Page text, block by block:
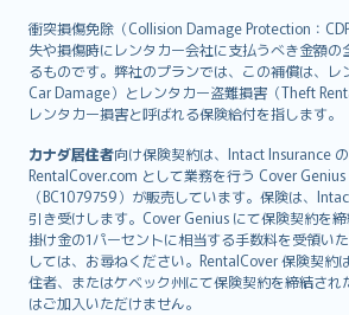
衝突損傷免除（Collision Damage Protection：
失や損傷時にレンタカー会社に支払うべき金額の
るものです。弊社のプランでは、この補償は、レ
Car Damage）とレンタカー盗難損害（Theft
レンタカー損害と呼ばれる保険給付を指します。
カナダ居住者向け保険契約は、Intact Insurance の
RentalCover.com として業務を行う Cover
（BC1079759）が販売しています。保険は、
引き受けします。Cover Genius にて保険契約を締
掛け金の1パーセントに相当する手数料を受領い
しては、お尋ねください。RentalCover 保険契約
住者、またはケベック州にて保険契約を締結され
はご加入いただけません。